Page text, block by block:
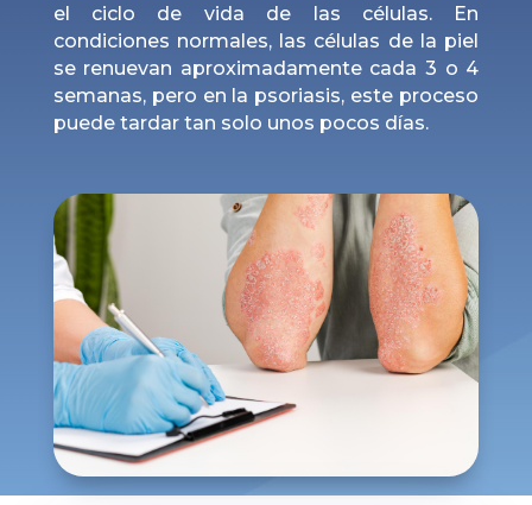
el ciclo de vida de las células. En
condiciones normales, las células de la piel
se renuevan aproximadamente cada 3 o 4
semanas, pero en la psoriasis, este proceso
puede tardar tan solo unos pocos días.